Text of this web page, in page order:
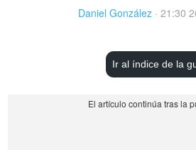
Daniel González · 21:30
Ir al índice de la